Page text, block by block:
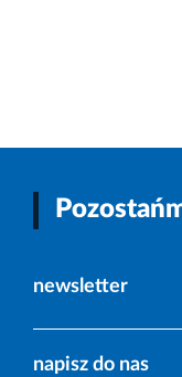
newsletter
napisz do nas